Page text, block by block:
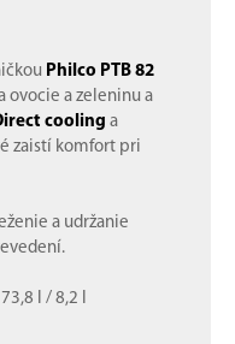
Philco PTB 82
ovocie a zeleninu a
cooling a
zaistí komfort pri
a udržanie
l / 8,2 l